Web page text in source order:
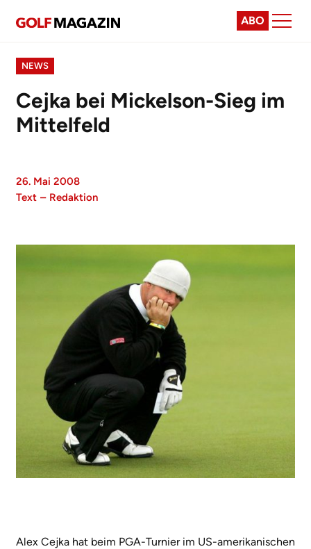
ABO
NEWS
Cejka bei Mickelson-Sieg im
Mittelfeld
26. Mai 2008
Text – Redaktion
Alex Cejka hat beim PGA-Turnier im US-amerikanischen